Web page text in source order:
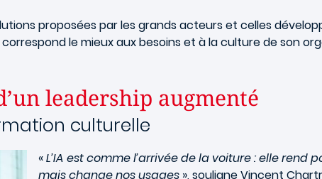
proposées par les grands acteurs et celles
le mieux aux besoins et à la culture de son
leadership augmenté
culturelle
«L’IA est comme l’arrivée de la voiture : elle rend
mais change nos usages », souligne Vincent